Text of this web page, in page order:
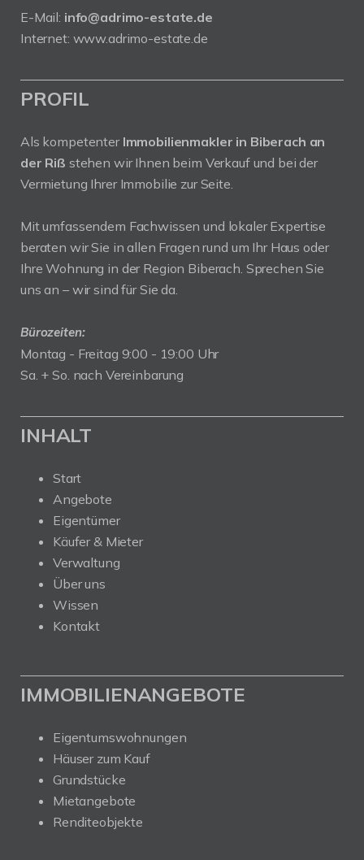
E-Mail: info@adrimo-estate.de
Internet: www.adrimo-estate.de
PROFIL
Als kompetenter Immobilienmakler in Biberach an
der Riß stehen wir Ihnen beim Verkauf und bei der
Vermietung Ihrer Immobilie zur Seite.
Mit umfassendem Fachwissen und lokaler Expertise
beraten wir Sie in allen Fragen rund um Ihr Haus oder
Ihre Wohnung in der Region Biberach. Sprechen Sie
uns an – wir sind für Sie da.
Bürozeiten:
Montag - Freitag 9:00 - 19:00 Uhr
Sa. + So. nach Vereinbarung
INHALT
Start
Angebote
Eigentümer
Käufer & Mieter
Verwaltung
Über uns
Wissen
Kontakt
IMMOBILIENANGEBOTE
Eigentumswohnungen
Häuser zum Kauf
Grundstücke
Mietangebote
Renditeobjekte